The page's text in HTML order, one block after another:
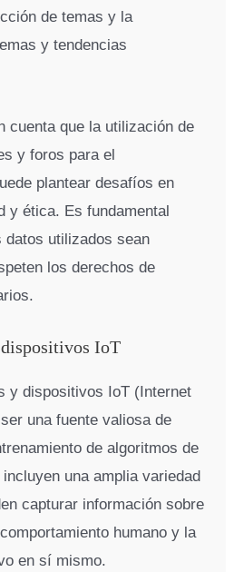
de temas y la
y tendencias
cuenta que la utilización de
y foros para el
plantear desafíos en
y ética. Es fundamental
datos utilizados sean
los derechos de
dispositivos IoT
y dispositivos IoT (Internet
una fuente valiosa de
de algoritmos de
una amplia variedad
capturar información sobre
humano y la
en sí mismo.